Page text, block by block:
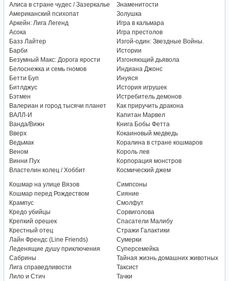
Алиса в стране чудес / Зазеркалье
Американский психопат
Аркейн: Лига Легенд
Асока
Базз Лайтер
Барби
Безумный Макс: Дорога ярости
Белоснежка и семь гномов
Бетти Буп
Битлджус
Бэтмен
Валериан и город тысячи планет
ВАЛЛ-И
Ванда/Вижн
Вверх
Ведьмак
Веном
Винни Пух
Властелин колец / Хоббит
Знаменитости
Золушка
Игра в кальмара
Игра престолов
Изгой-один: Звездные Войны.
Истории
Изгоняющий дьявола
Индиана Джонс
Инуяся
История игрушек
Истребитель демонов
Как приручить дракона
Капитан Марвел
Книга Бобы Фетта
Кокаиновый медведь
Коралина в стране кошмаров
Король лев
Корпорация монстров
Космический джем
Кошмар на улице Вязов
Кошмар перед Рождеством
Крампус
Кредо убийцы
Крепкий орешек
Крестный отец
Лайн Френдс (Line Friends)
Леденящие душу приключения
Сабрины
Лига справедливости
Лило и Стич
Симпсоны
Сияние
Смолфут
Сорвиголова
Спасатели Малибу
Стражи Галактики
Сумерки
Суперсемейка
Тайная жизнь домашних животных
Таксист
Тачки